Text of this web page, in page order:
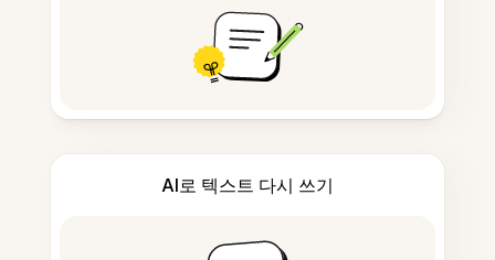
AI로 텍스트 다시 쓰기